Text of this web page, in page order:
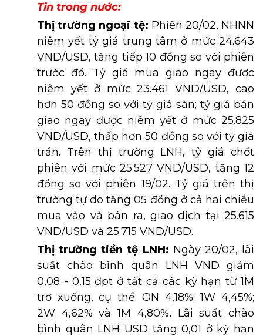
Tin trong nước:
Thị trường ngoại tệ: Phiên 20/02, NHNN
niêm yết tỷ giá trung tâm ở mức 24.643
VND/USD, tăng tiếp 10 đồng so với phiên
trước đó. Tỷ giá mua giao ngay được
niêm yết ở mức 23.461 VND/USD, cao
hơn 50 đồng so với tỷ giá sàn; tỷ giá bán
giao ngay được niêm yết ở mức 25.825
VND/USD, thấp hơn 50 đồng so với tỷ giá
trần. Trên thị trường LNH, tỷ giá chốt
phiên với mức 25.527 VND/USD, tăng 12
đồng so với phiên 19/02. Tỷ giá trên thị
trường tự do tăng 05 đồng ở cả hai chiều
mua vào và bán ra, giao dịch tại 25.615
VND/USD và 25.715 VND/USD.
Thị trường tiền tệ LNH: Ngày 20/02, lãi
suất chào bình quân LNH VND giảm
0,08 - 0,15 đpt ở tất cả các kỳ hạn từ 1M
trở xuống, cụ thể: ON 4,18%; 1W 4,45%;
2W 4,62% và 1M 4,80%. Lãi suất chào
bình quân LNH USD tăng 0,01 ở kỳ hạn